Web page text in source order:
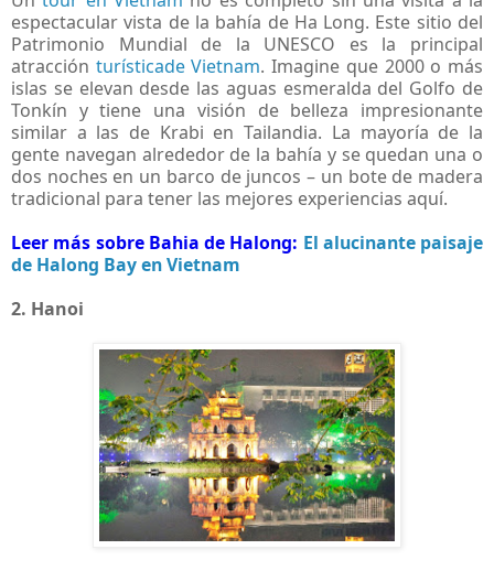
espectacular vista de la bahía de Ha Long. Este sitio del
Patrimonio Mundial de la UNESCO es la principal
atracción turísticade Vietnam. Imagine que 2000 o más
islas se elevan desde las aguas esmeralda del Golfo de
Tonkín y tiene una visión de belleza impresionante
similar a las de Krabi en Tailandia. La mayoría de la
gente navegan alrededor de la bahía y se quedan una o
dos noches en un barco de juncos – un bote de madera
tradicional para tener las mejores experiencias aquí.
Leer más sobre Bahia de Halong: El alucinante paisaje
de Halong Bay en Vietnam
2. Hanoi